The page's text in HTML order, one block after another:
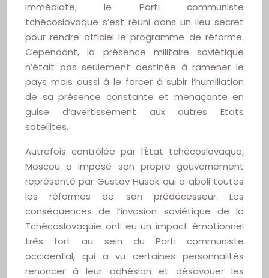
immédiate, le Parti communiste
tchécoslovaque s’est réuni dans un lieu secret
pour rendre officiel le programme de réforme.
Cependant, la présence militaire soviétique
n’était pas seulement destinée à ramener le
pays mais aussi à le forcer à subir l’humiliation
de sa présence constante et menaçante en
guise d’avertissement aux autres Etats
satellites.
Autrefois contrôlée par l’État tchécoslovaque,
Moscou a imposé son propre gouvernement
représenté par Gustav Husak qui a aboli toutes
les réformes de son prédécesseur. Les
conséquences de l’invasion soviétique de la
Tchécoslovaquie ont eu un impact émotionnel
très fort au sein du Parti communiste
occidental, qui a vu certaines personnalités
renoncer à leur adhésion et désavouer les